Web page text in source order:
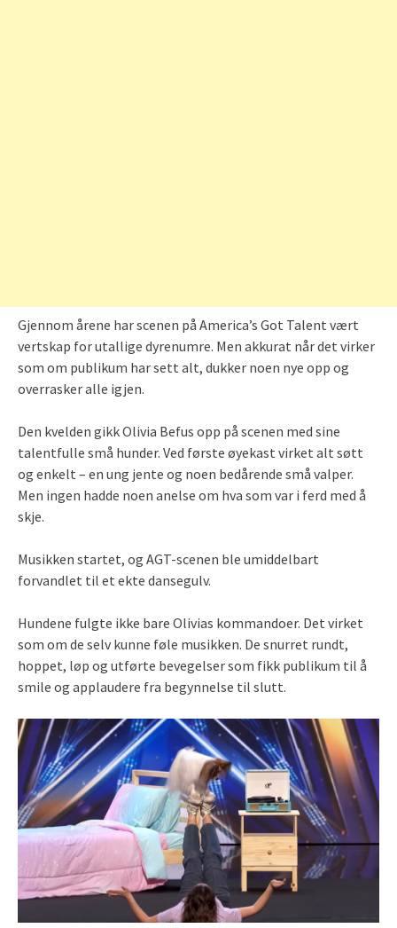
Gjennom årene har scenen på America’s Got Talent vært
vertskap for utallige dyrenumre. Men akkurat når det virker
som om publikum har sett alt, dukker noen nye opp og
overrasker alle igjen.
Den kvelden gikk Olivia Befus opp på scenen med sine
talentfulle små hunder. Ved første øyekast virket alt søtt
og enkelt – en ung jente og noen bedårende små valper.
Men ingen hadde noen anelse om hva som var i ferd med å
skje.
Musikken startet, og AGT-scenen ble umiddelbart
forvandlet til et ekte dansegulv.
Hundene fulgte ikke bare Olivias kommandoer. Det virket
som om de selv kunne føle musikken. De snurret rundt,
hoppet, løp og utførte bevegelser som fikk publikum til å
smile og applaudere fra begynnelse til slutt.